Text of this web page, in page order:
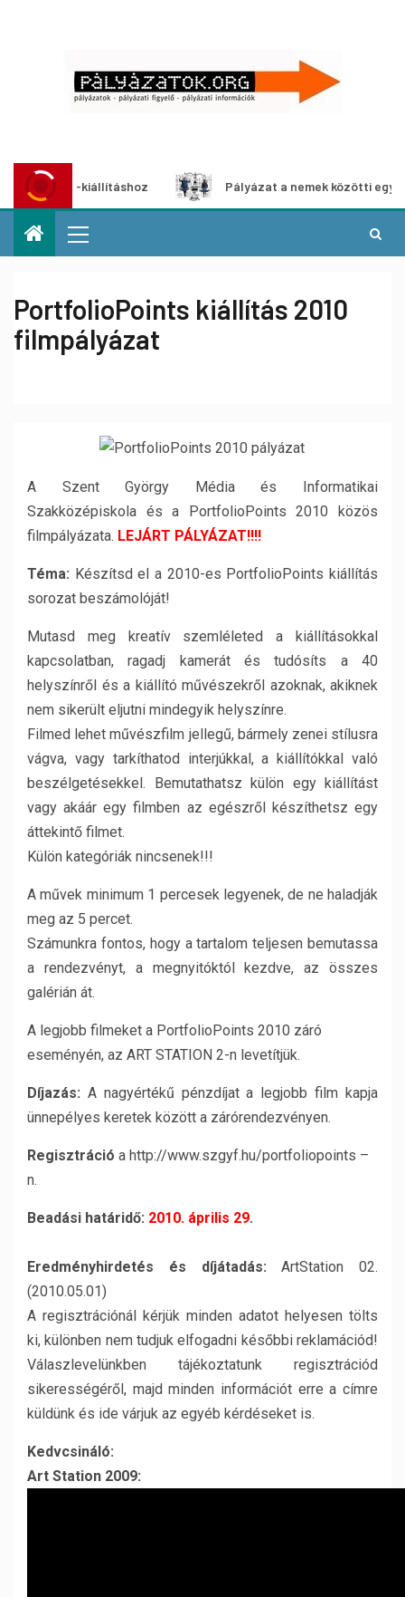
kiállításhoz Pályázat a nemek közötti egyenlőség
PortfolioPoints kiállítás 2010
filmpályázat
A Szent György Média és Informatikai
Szakközépiskola és a PortfolioPoints 2010 közös
filmpályázata. LEJÁRT PÁLYÁZAT!!!!
Téma: Készítsd el a 2010-es PortfolioPoints kiállítás
sorozat beszámolóját!
Mutasd meg kreatív szemléleted a kiállításokkal
kapcsolatban, ragadj kamerát és tudósíts a 40
helyszínről és a kiállító művészekről azoknak, akiknek
nem sikerült eljutni mindegyik helyszínre.
Filmed lehet művészfilm jellegű, bármely zenei stílusra
vágva, vagy tarkíthatod interjúkkal, a kiállítókkal való
beszélgetésekkel. Bemutathatsz külön egy kiállítást
vagy akáár egy filmben az egészről készíthetsz egy
áttekintő filmet.
Külön kategóriák nincsenek!!!
A művek minimum 1 percesek legyenek, de ne haladják
meg az 5 percet.
Számunkra fontos, hogy a tartalom teljesen bemutassa
a rendezvényt, a megnyitóktól kezdve, az összes
galérián át.
A legjobb filmeket a PortfolioPoints 2010 záró
eseményén, az ART STATION 2-n levetítjük.
Díjazás: A nagyértékű pénzdíjat a legjobb film kapja
ünnepélyes keretek között a zárórendezvényen.
Regisztráció a http://www.szgyf.hu/portfoliopoints –
n.
Beadási határidő: 2010. április 29.
Eredményhirdetés és díjátadás:ArtStation 02.
(2010.05.01)
A regisztrációnál kérjük minden adatot helyesen tölts
ki, különben nem tudjuk elfogadni későbbi reklamációd!
Válaszlevelünkben tájékoztatunk regisztrációd
sikerességéről, majd minden információt erre a címre
küldünk és ide várjuk az egyéb kérdéseket is.
Kedvcsináló:
Art Station 2009: